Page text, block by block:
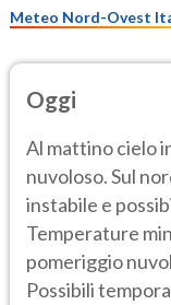
Meteo Nord-Ovest
Oggi
Al mattino cielo
nuvoloso. Sul
instabile e
Temperature
pomeriggio
Possibili